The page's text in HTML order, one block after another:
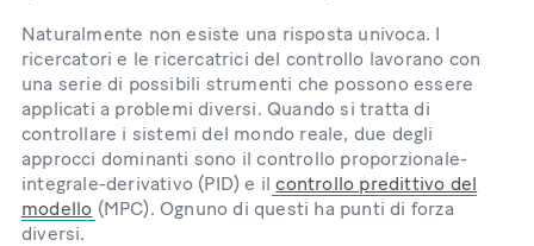
Naturalmente non esiste una risposta univoca. I
ricercatori e le ricercatrici del controllo lavorano con
una serie di possibili strumenti che possono essere
applicati a problemi diversi. Quando si tratta di
controllare i sistemi del mondo reale, due degli
approcci dominanti sono il controllo proporzionale-
integrale-derivativo (PID) e ilcontrollo predittivo del
modello (MPC). Ognuno di questi ha punti di forza
diversi.